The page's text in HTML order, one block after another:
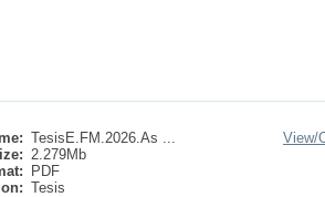
TesisE.FM.2026.As ...
2.279Mb
PDF
Tesis
View/